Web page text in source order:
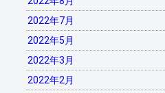
2022年7月
2022年5月
2022年3月
2022年2月